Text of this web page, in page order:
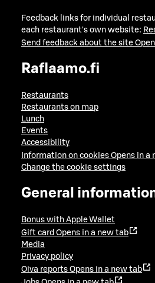
Feedback links for individual
each restaurant's own website:
Send feedback about the site
Raflaamo.fi
Restaurants
Restaurants on map
Lunch
Events
Accessibility
Information on cookies Opens in a
Change the cookie settings
General
Bonus with Apple Wallet
Gift card Opens in a new tab
Media
Privacy policy
Oiva reports Opens in a new tab